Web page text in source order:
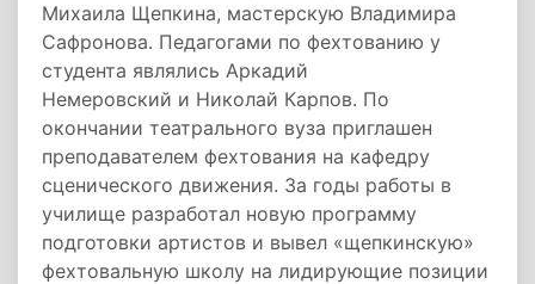
Михаила Щепкина, мастерскую Владимира
Сафронова. Педагогами по фехтованию у
студента являлись Аркадий
Немеровский и Николай Карпов. По
окончании театрального вуза приглашен
преподавателем фехтования на кафедру
сценического движения. За годы работы в
училище разработал новую программу
подготовки артистов и вывел «щепкинскую»
фехтовальную школу на лидирующие позиции